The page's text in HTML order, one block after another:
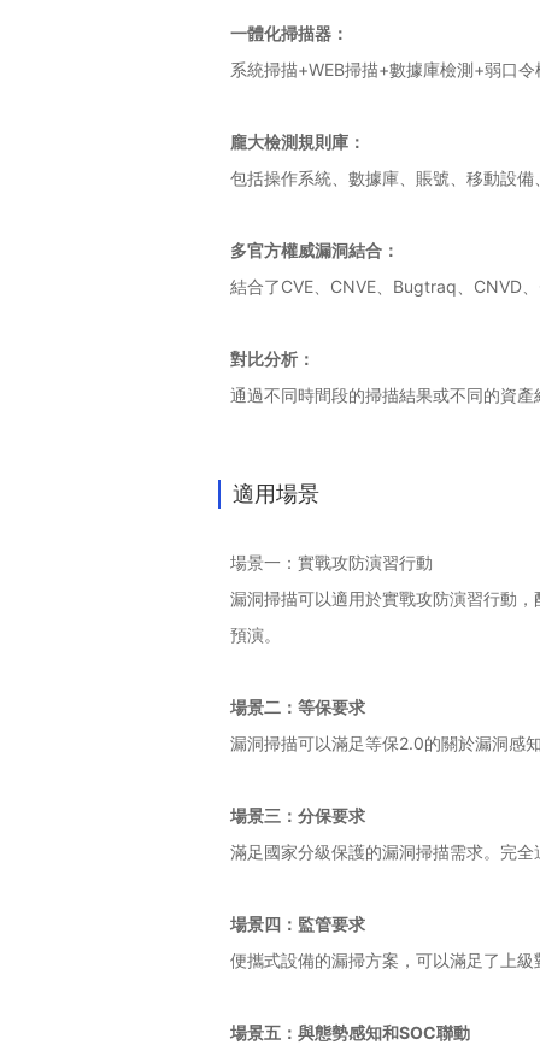
一體化掃描器：
系統掃描+WEB掃描+數據庫檢測+弱口
龐大檢測規則庫：
包括操作系統、數據庫、賬號、移動設
多官方權威漏洞結合：
結合了CVE、CNVE、Bugtraq、CNVD
對比分析：
通過不同時間段的掃描結果或不同的資
適用場景
場景一：實戰攻防演習行動
漏洞掃描可以適用於實戰攻防演習行動
預演。
場景二：等保要求
漏洞掃描可以滿足等保2.0的關於漏洞感
場景三：分保要求
滿足國家分級保護的漏洞掃描需求。完
場景四：監管要求
便攜式設備的漏掃方案，可以滿足了上
場景五：與態勢感知和SOC聯動